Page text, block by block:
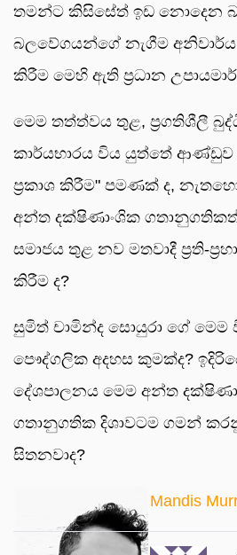
තමන්ට කිසිසේත් ඉඩ නොදෙන
බලවේගයන්ගේ නැගීම
කිරීම මෙහි ඇති ප්‍රධාන
මෙම තත්ත්වය තුළ, ප්‍රගතිශීලී
කාර්යභාරය විය යුත්තේ
ප්‍රකාශ කිරීම" පමණක් ද,
අන්ත දක්ෂිණාංශික
සමාජය තුළ නව මතවාදී ප්‍රති-
කිරීම ද?
සුමිත් චාමින්ද සොයුරා ගේ මෙම
පෞද්ගලික අදහස කුමක්ද?
දේශපාලනය මෙම අන්ත
ගතානුගතික දිශාවටම ගමන්
සිතනවාද?
Mandis